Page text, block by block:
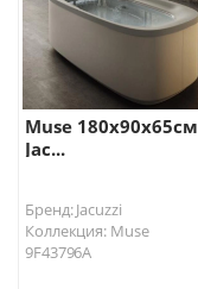
Muse 180x90x65см
Jac...
Бренд: Jacuzzi
Коллекция: Muse
9F43796A